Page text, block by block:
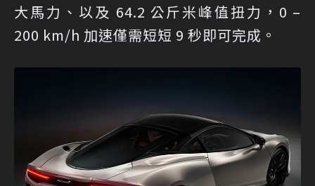
大馬力、以及 64.2 公斤米峰值扭力，0 –
200 km/h 加速僅需短短 9 秒即可完成。